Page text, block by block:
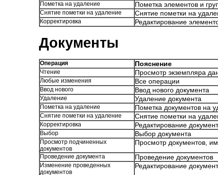
Пометка на удаление Пометка элементов и
Снятие пометки на удаление Снятие пометки на
Корректировка Редактирование
Документы
Операция Пояснение
Чтение Просмотр экземпляра
Любые изменения Все операции
Ввод нового Ввод нового документа
Удаление Удаление документа
Пометка на удаление Пометка документов на
Снятие пометки на удаление Снятие пометки на
Корректировка Редактирование
Выбор Выбор документа
Просмотр подчиненных
документов
Просмотр документов,
Проведение документа Проведение документов
Изменение проведенных
документов
Редактирование